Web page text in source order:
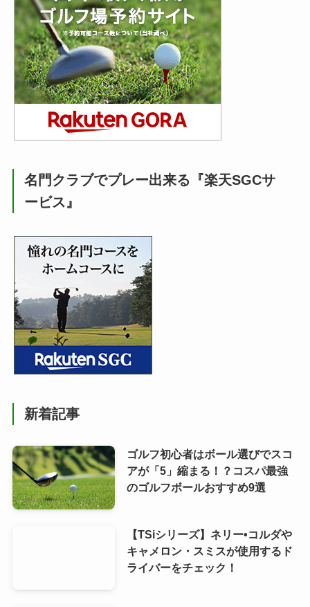
名門クラブでプレー出来る『楽天SGCサ
ービス』
新着記事
ゴルフ初心者はボール選びでスコ
アが「5」縮まる！？コスパ最強
のゴルフボールおすすめ9選
【TSiシリーズ】ネリー•コルダや
キャメロン・スミスが使用するド
ライバーをチェック！